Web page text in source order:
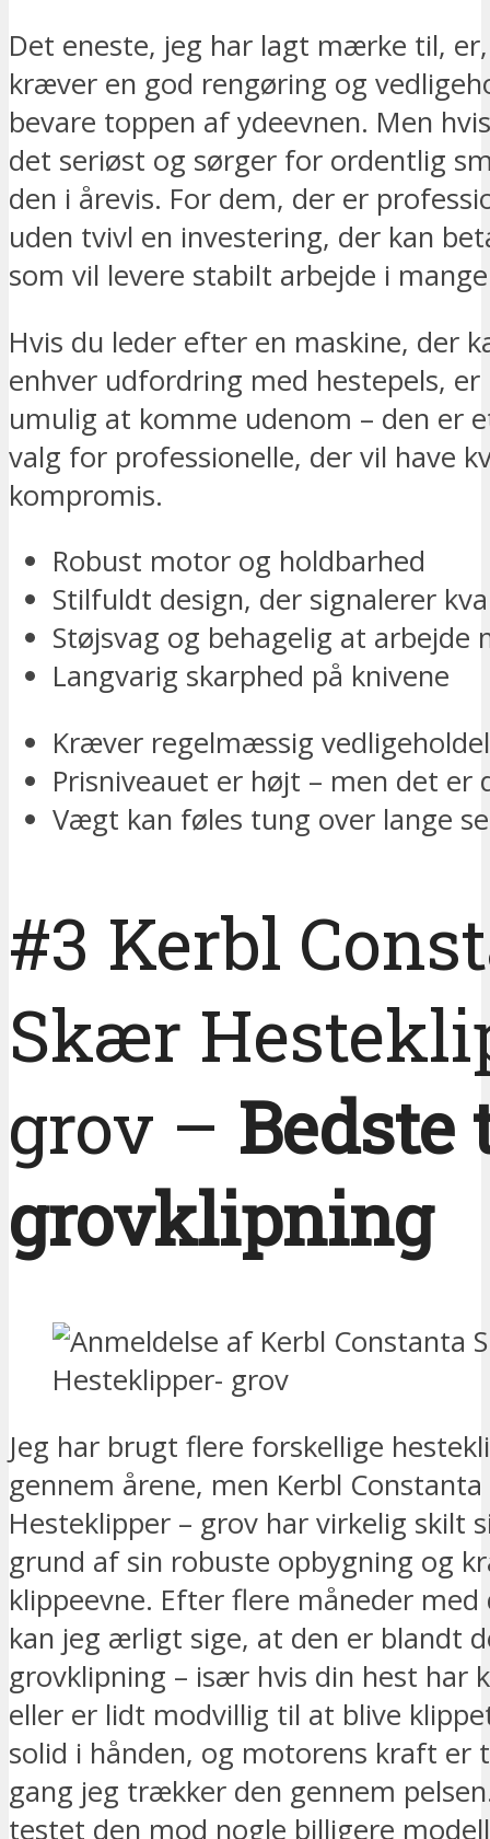
Det eneste, jeg har lagt mærke til,
kræver en god rengøring og
bevare toppen af ydeevnen. Men
det seriøst og sørger for ordentlig
den i årevis. For dem, der er
uden tvivl en investering, der kan
som vil levere stabilt arbejde i
Hvis du leder efter en maskine, der
enhver udfordring med hestepels, er
umulig at komme udenom – den er
valg for professionelle, der vil have
kompromis.
Robust motor og holdbarhed
Stilfuldt design, der signalerer
Støjsvag og behagelig at arbejde
Langvarig skarphed på knivene
Kræver regelmæssig
Prisniveauet er højt – men det er
Vægt kan føles tung over lange
#3 Kerbl
Skær
grov – Bedste
grovklipning
Jeg har brugt flere forskellige
gennem årene, men Kerbl
Hesteklipper – grov har virkelig skilt
grund af sin robuste opbygning og
klippeevne. Efter flere måneder
kan jeg ærligt sige, at den er blandt
grovklipning – især hvis din hest har
eller er lidt modvillig til at blive
solid i hånden, og motorens kraft er
gang jeg trækker den gennem
testet den mod nogle billigere